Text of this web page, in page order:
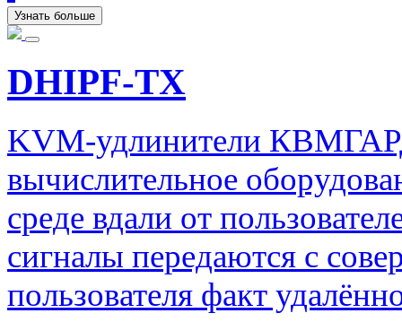
Узнать больше
DHIPF-TX
KVM-удлинители
вычислительное
среде вдали от
сигналы передаются с
пользователя факт